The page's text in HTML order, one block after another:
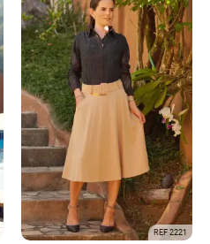
REF 2221